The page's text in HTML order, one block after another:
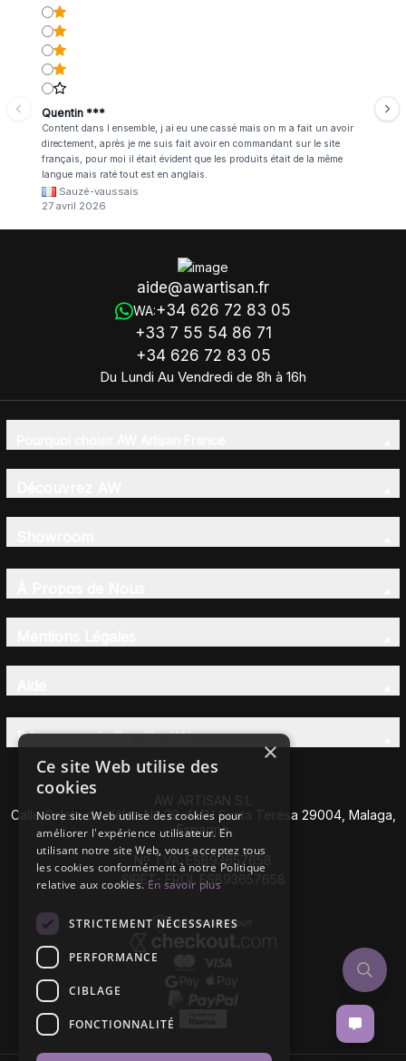
Quentin ***
Content dans l ensemble, j ai eu une cassé mais on m a fait un avoir
directement, après je me suis fait avoir en commandant sur le site
français, pour moi il était évident que les produits était de la même
langue mais raté tout est en anglais.
Sauzé-vaussais
27 avril 2026
aide@awartisan.fr
WA:+34 626 72 83 05
+33 7 55 54 86 71
+34 626 72 83 05
Du Lundi Au Vendredi de 8h à 16h
Découvrez la Famille AW
AW ARTISAN S.L
Calle Caleta de Vélez Nº 39-41 P.I Santa Teresa 29004, Malaga,
Espagne
Nº TVA: ESB93657658
SIRET- EROI: ESB93657658
×
Ce site Web utilise des
cookies
Notre site Web utilise des cookies pour
améliorer l'expérience utilisateur. En
utilisant notre site Web, vous acceptez tous
les cookies conformément à notre Politique
relative aux cookies.En savoir plus
STRICTEMENT NÉCESSAIRES
PERFORMANCE
CIBLAGE
FONCTIONNALITÉ